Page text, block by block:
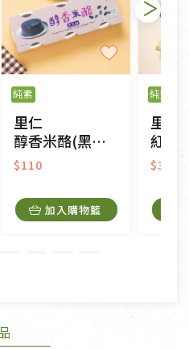
之商品、易於變質或損壞
不適合退換之商品：如
體，若產品瑕疵無法讀取僅
後水洗或污損者。
子、口罩等私人消耗性產
生用品除商品本身有瑕疵
理例外情事適用準
純素
里仁
醇香米酪(黑芝麻)
$110
加入購物籃
純素
里仁
紅豆
$34